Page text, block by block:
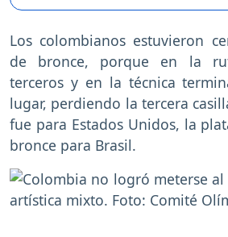
Los colombianos estuvieron
de bronce, porque en la
terceros y en la técnica
lugar, perdiendo la tercera
fue para Estados Unidos, la
bronce para Brasil.